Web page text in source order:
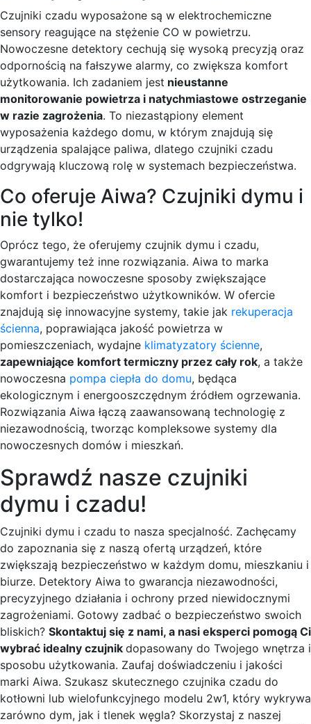
Czujniki czadu wyposażone są w elektrochemiczne
sensory reagujące na stężenie CO w powietrzu.
Nowoczesne detektory cechują się wysoką precyzją oraz
odpornością na fałszywe alarmy, co zwiększa komfort
użytkowania. Ich zadaniem jest nieustanne
monitorowanie powietrza i natychmiastowe ostrzeganie
w razie zagrożenia. To niezastąpiony element
wyposażenia każdego domu, w którym znajdują się
urządzenia spalające paliwa, dlatego czujniki czadu
odgrywają kluczową rolę w systemach bezpieczeństwa.
Co oferuje Aiwa? Czujniki dymu i
nie tylko!
Oprócz tego, że oferujemy czujnik dymu i czadu,
gwarantujemy też inne rozwiązania. Aiwa to marka
dostarczająca nowoczesne sposoby zwiększające
komfort i bezpieczeństwo użytkowników. W ofercie
znajdują się innowacyjne systemy, takie jak rekuperacja
ścienna, poprawiająca jakość powietrza w
pomieszczeniach, wydajne klimatyzatory ścienne,
zapewniające komfort termiczny przez cały rok, a także
nowoczesna pompa ciepła do domu, będąca
ekologicznym i energooszczędnym źródłem ogrzewania.
Rozwiązania Aiwa łączą zaawansowaną technologię z
niezawodnością, tworząc kompleksowe systemy dla
nowoczesnych domów i mieszkań.
Sprawdź nasze czujniki
dymu i czadu!
Czujniki dymu i czadu to nasza specjalność. Zachęcamy
do zapoznania się z naszą ofertą urządzeń, które
zwiększają bezpieczeństwo w każdym domu, mieszkaniu i
biurze. Detektory Aiwa to gwarancja niezawodności,
precyzyjnego działania i ochrony przed niewidocznymi
zagrożeniami. Gotowy zadbać o bezpieczeństwo swoich
bliskich? Skontaktuj się z nami, a nasi eksperci pomogą Ci
wybrać idealny czujnik dopasowany do Twojego wnętrza i
sposobu użytkowania. Zaufaj doświadczeniu i jakości
marki Aiwa. Szukasz skutecznego czujnika czadu do
kotłowni lub wielofunkcyjnego modelu 2w1, który wykrywa
zarówno dym, jak i tlenek węgla? Skorzystaj z naszej